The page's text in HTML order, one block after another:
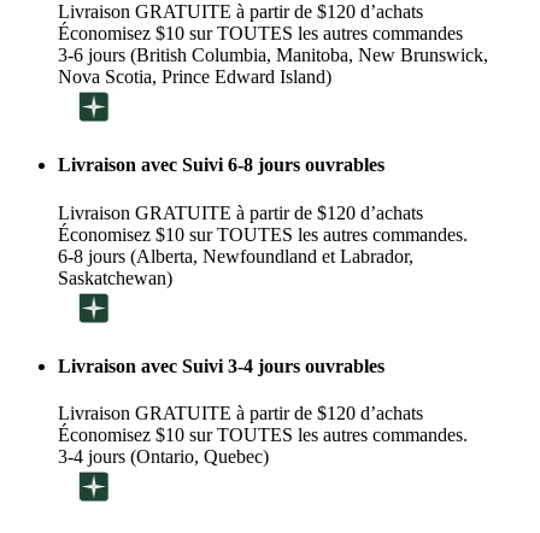
Livraison GRATUITE à partir de $120 d’achats
Économisez $10 sur TOUTES les autres commandes
3-6 jours (British Columbia, Manitoba, New Brunswick,
Nova Scotia, Prince Edward Island)
Livraison avec Suivi 6-8 jours ouvrables
Livraison GRATUITE à partir de $120 d’achats
Économisez $10 sur TOUTES les autres commandes.
6-8 jours (Alberta, Newfoundland et Labrador,
Saskatchewan)
Livraison avec Suivi 3-4 jours ouvrables
Livraison GRATUITE à partir de $120 d’achats
Économisez $10 sur TOUTES les autres commandes.
3-4 jours (Ontario, Quebec)